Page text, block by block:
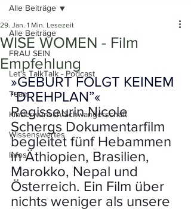
Alle Beiträge
FRAU SEIN
Let's TalkTalk - Podcast
Team
Kinderwunsch/Schwangerschaft
Wissenswertes
Infos
Alle Beiträge
WISE WOMEN - Film
Empfehlung
29. Jan. 1 Min. Lesezeit
»GEBURT FOLGT KEINEM
“DREHPLAN”«
Regisseurin Nicole
Schergs Dokumentarfilm
begleitet fünf Hebammen
in Äthiopien, Brasilien,
Marokko, Nepal und
Österreich. Ein Film über
nichts weniger als unsere